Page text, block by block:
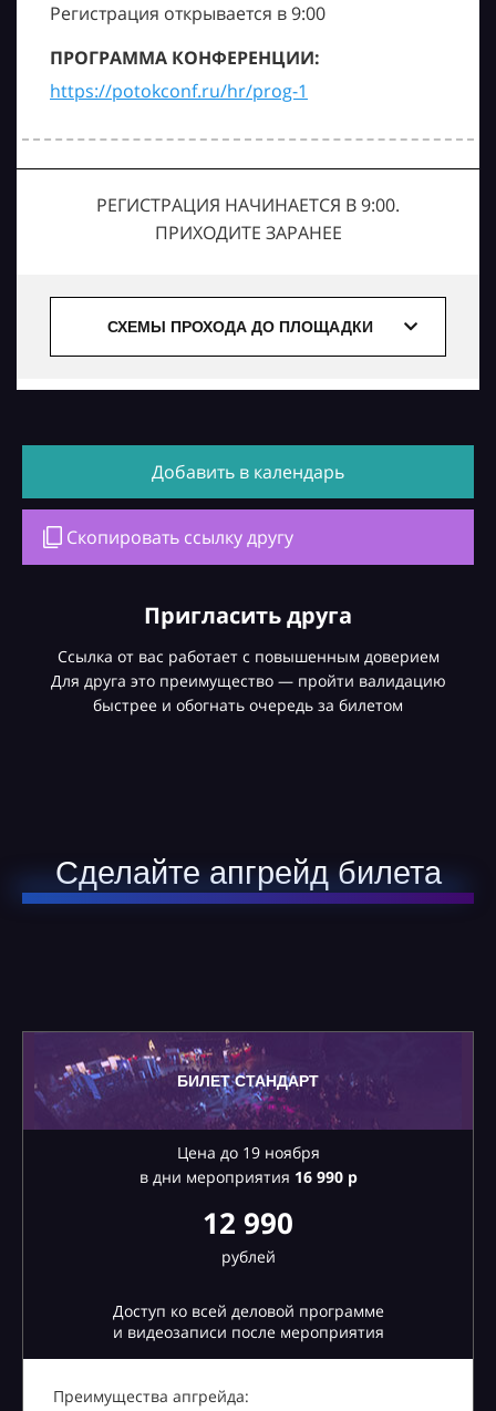
Регистрация открывается в 9:00
ПРОГРАММА КОНФЕРЕНЦИИ:
https://potokconf.ru/hr/prog-1
РЕГИСТРАЦИЯ НАЧИНАЕТСЯ В 9:00.
ПРИХОДИТЕ ЗАРАНЕЕ
СХЕМЫ ПРОХОДА ДО ПЛОЩАДКИ
Добавить в календарь
Скопировать ссылку другу
Пригласить друга
Ссылка от вас работает с повышенным доверием
Для друга это преимущество — пройти валидацию
быстрее и обогнать очередь за билетом
Сделайте апгрейд билета
БИЛЕТ СТАНДАРТ
Цена до 19 ноября
в дни мероприятия 16990 р
12 990
рублей
Доступ ко всей деловой программе
и видеозаписи после мероприятия
Преимущества апгрейда: